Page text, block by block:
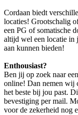
Cordaan biedt
locaties! Grootschalig
een PG of somatische
altijd wel een locatie in
aan kunnen bieden!
Enthousiast?
Ben jij op zoek naar
online! Dan nemen wij
het beste bij jou past.
bevestiging per mail.
voor de zekerheid nog